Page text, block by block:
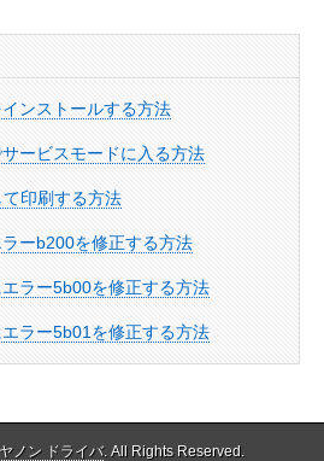
ンストールする方法
ービスモードに入る方法
印刷する方法
ーb200を修正する方法
ラー5b00を修正する方法
ラー5b01を修正する方法
ノン ドライバ. All Rights Reserved.